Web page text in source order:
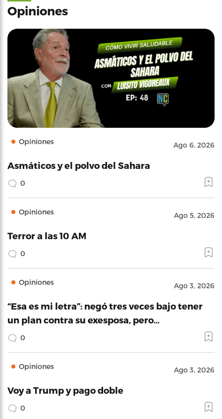
Opiniones
Opiniones Ago 6, 2026
Asmáticos y el polvo del Sahara
0
Opiniones Ago 5, 2026
Terror a las 10 AM
0
Opiniones Ago 3, 2026
“Esa es mi letra”: negó tres veces bajo tener
un plan contra su exesposa, pero…
0
Opiniones Ago 3, 2026
Voy a Trump y pago doble
0